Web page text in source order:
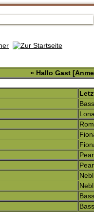
» Hallo Gast [
Lona